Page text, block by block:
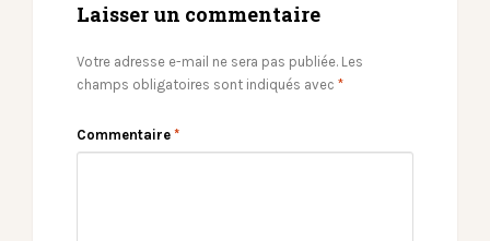
Laisser un commentaire
Votre adresse e-mail ne sera pas publiée. Les
champs obligatoires sont indiqués avec *
Commentaire *